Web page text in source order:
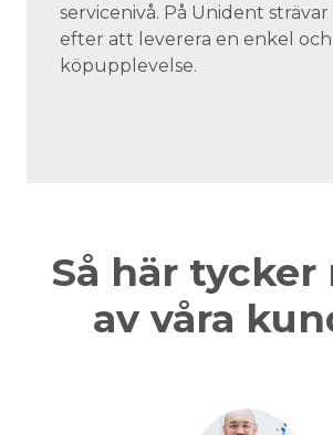
servicenivå. På Unident strävar
efter att leverera en enkel
köpupplevelse.
Så här tycker
av våra